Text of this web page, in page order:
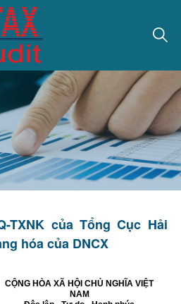
TXNK của Tổng Cục Hải
hóa của DNCX
CỘNG HÒA XÃ HỘI CHỦ NGHĨA VIỆT
NAM